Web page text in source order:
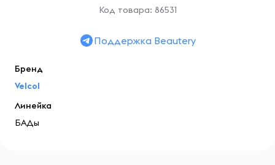
Код товара: 86531
Поддержка Beautery
Бренд
Velcol
Линейка
БАДы